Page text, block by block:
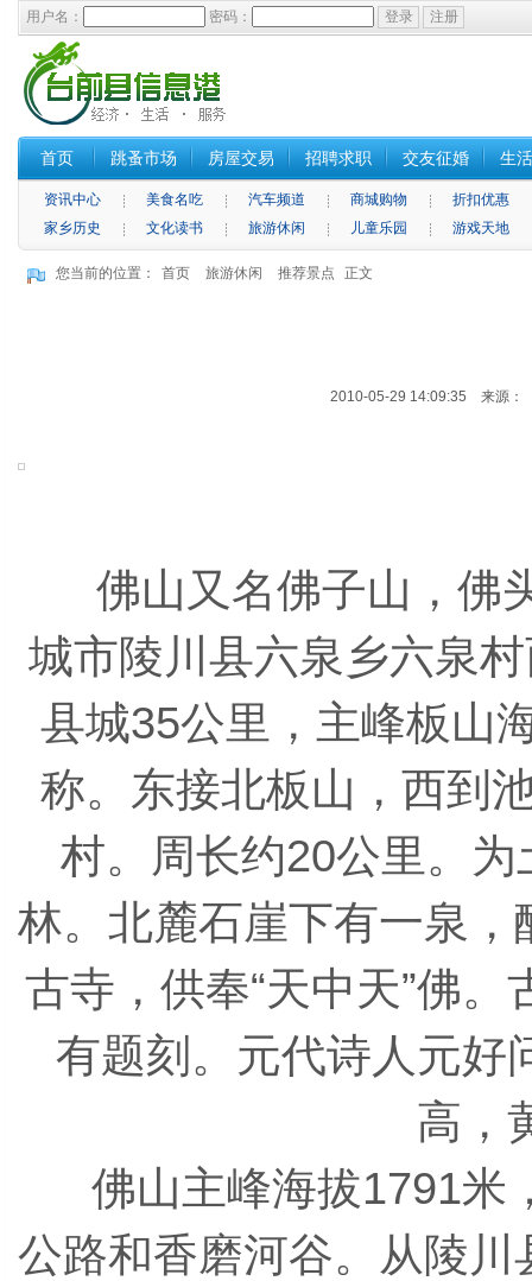
用户名： 密码：
首页 跳蚤市场 房屋交易 招聘求职 交友征婚 生
资讯中心 美食名吃 汽车频道 商城购物
折扣优惠
家乡历史
文化读书 旅游休闲 儿童乐园 游戏天地
您当前的位置： 首页 旅游休闲 推荐景点 正文
2010-05-29 14:09:35 来源：
佛山 又名佛子山，佛
城市陵川县六泉乡六泉
县城35公里，主峰板山
称。东接北板山，西到
村。周长约20公里。
林。北麓石崖下有一泉
古寺，供奉“天中天”佛
有题刻。元代诗人元好
高，
佛山主峰海拔1791米
公路和香磨河谷。从陵